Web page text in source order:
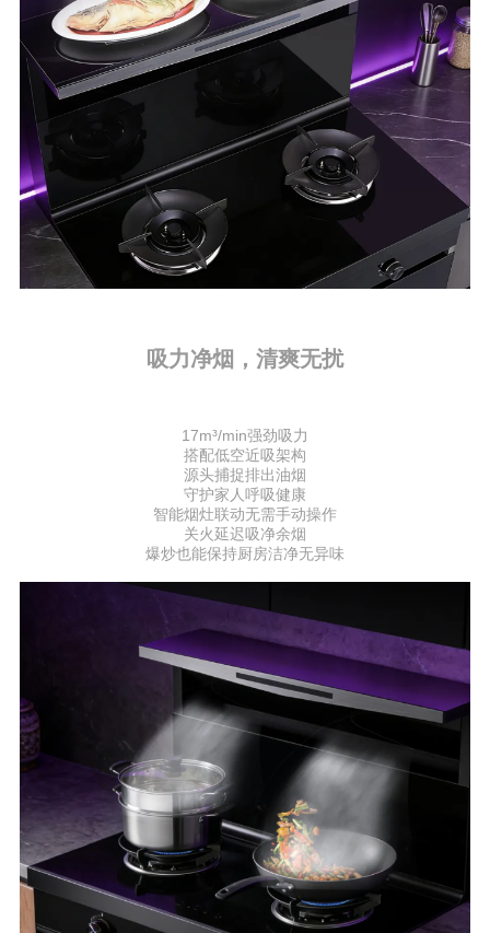
吸力净烟，清爽无扰
17m³/min强劲吸力
搭配低空近吸架构
源头捕捉排出油烟
守护家人呼吸健康
智能烟灶联动无需手动操作
关火延迟吸净余烟
爆炒也能保持厨房洁净无异味